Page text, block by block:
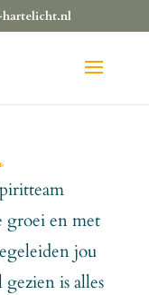
hartelicht.nl
groei en met
jou
is alles